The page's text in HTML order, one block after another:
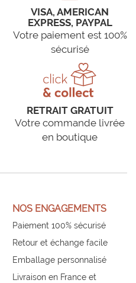
VISA, AMERICAN
EXPRESS, PAYPAL
Votre paiement est 100%
sécurisé
RETRAIT GRATUIT
Votre commande livrée
en boutique
NOS ENGAGEMENTS
Paiement 100% sécurisé
Retour et échange facile
Emballage personnalisé
Livraison en France et